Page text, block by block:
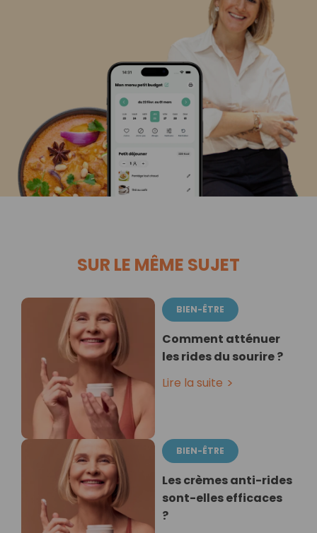
SUR LE MÊME SUJET
BIEN-ÊTRE
Comment atténuer
les rides du sourire ?
Lire la suite
BIEN-ÊTRE
Les crèmes anti-rides
sont-elles efficaces
?